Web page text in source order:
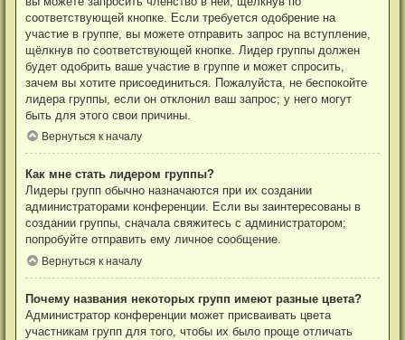
соответствующей кнопке. Если требуется одобрение на
участие в группе, вы можете отправить запрос на вступление,
щёлкнув по соответствующей кнопке. Лидер группы должен
будет одобрить ваше участие в группе и может спросить,
зачем вы хотите присоединиться. Пожалуйста, не беспокойте
лидера группы, если он отклонил ваш запрос; у него могут
быть для этого свои причины.
Вернуться к началу
Как мне стать лидером группы?
Лидеры групп обычно назначаются при их создании
администраторами конференции. Если вы заинтересованы в
создании группы, сначала свяжитесь с администратором;
попробуйте отправить ему личное сообщение.
Вернуться к началу
Почему названия некоторых групп имеют разные цвета?
Администратор конференции может присваивать цвета
участникам групп для того, чтобы их было проще отличать